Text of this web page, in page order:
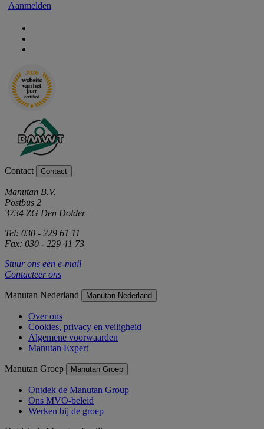
Aanmelden
Contact Contact
Manutan B.V.
Postbus 2
3734 ZG Den Dolder
Tel: 030 - 229 61 11
Fax: 030 - 229 41 73
Stuur ons een e-mail
Contacteer ons
Manutan Nederland Manutan Nederland
Over ons
Cookies, privacy en veiligheid
Algemene voorwaarden
Manutan Expert
Manutan Groep Manutan Groep
Ontdek de Manutan Group
Ons MVO-beleid
Werken bij de groep